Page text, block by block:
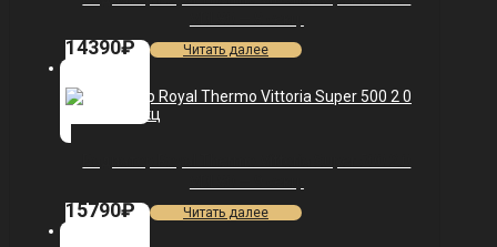
14390₽ Читать далее
15790₽ Читать далее